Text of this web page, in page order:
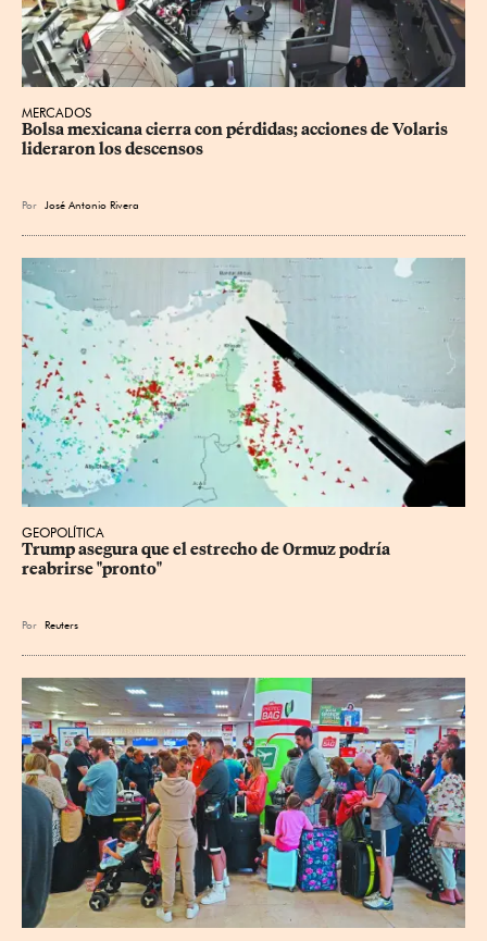
MERCADOS
Bolsa mexicana cierra con pérdidas; acciones de Volaris
lideraron los descensos
Por José Antonio Rivera
GEOPOLÍTICA
Trump asegura que el estrecho de Ormuz podría
reabrirse "pronto"
Por Reuters